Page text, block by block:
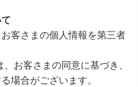
客さまの個人情報を第三者
お客さまの同意に基づき、
場合がございます。